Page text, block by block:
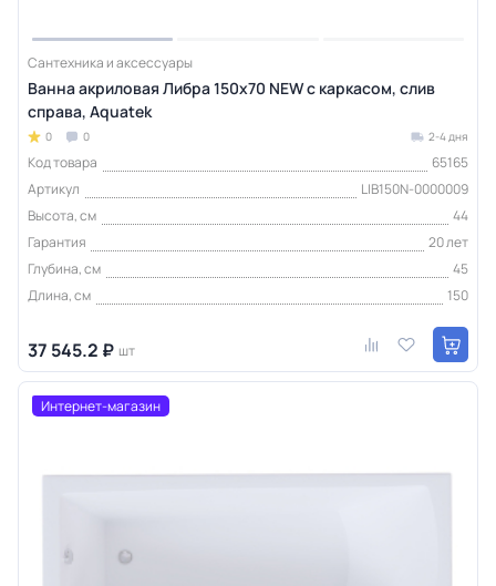
Сантехника и аксессуары
Ванна акриловая Либра 150х70 NEW с каркасом, слив
справа, Aquatek
0 0 2-4 дня
Код товара
65165
Артикул
LIB150N-0000009
Высота, см
44
Гарантия
20 лет
Глубина, см
45
Длина, см
150
37 545.2 ₽ шт
Интернет-магазин